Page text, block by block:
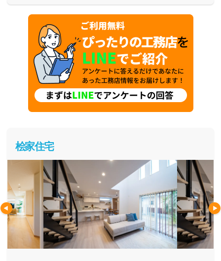
い方にもお勧めしています。
桧家住宅